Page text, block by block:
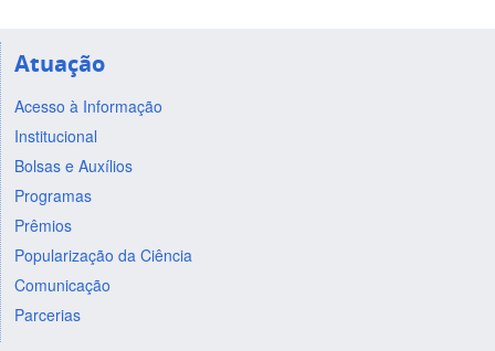
Atuação
Acesso à Informação
Institucional
Bolsas e Auxílios
Programas
Prêmios
Popularização da Ciência
Comunicação
Parcerias